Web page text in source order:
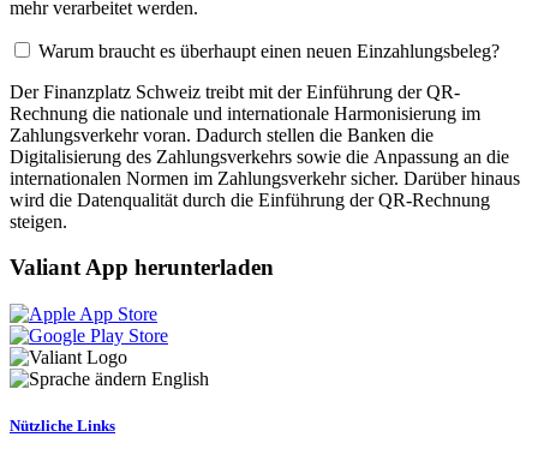
mehr verarbeitet werden.
Warum braucht es überhaupt einen neuen Einzahlungsbeleg?
Der Finanzplatz Schweiz treibt mit der Einführung der QR-
Rechnung die nationale und internationale Harmonisierung im
Zahlungsverkehr voran. Dadurch stellen die Banken die
Digitalisierung des Zahlungsverkehrs sowie die Anpassung an die
internationalen Normen im Zahlungsverkehr sicher. Darüber hinaus
wird die Datenqualität durch die Einführung der QR-Rechnung
steigen.
Valiant App herunterladen
English
Nützliche Links